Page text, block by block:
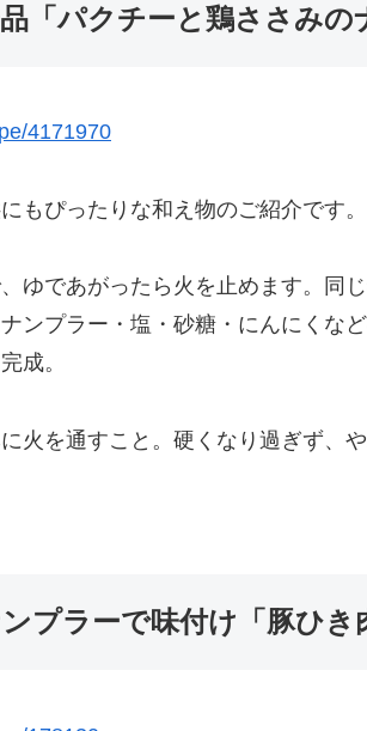
「パクチーと鶏ささみの
4171970
もぴったりな和え物のご紹介です。
ゆであがったら火を止めます。同
ンプラー・塩・砂糖・にんにくな
成。
火を通すこと。硬くなり過ぎず、
プラーで味付け「豚ひき